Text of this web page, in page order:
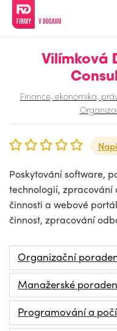
Vilímková
Finance, ekonomika,
Poskytování software,
technologií, zpracování
činnosti a webové
činnost, zpracování
Organizační
Manažerské
Programování a